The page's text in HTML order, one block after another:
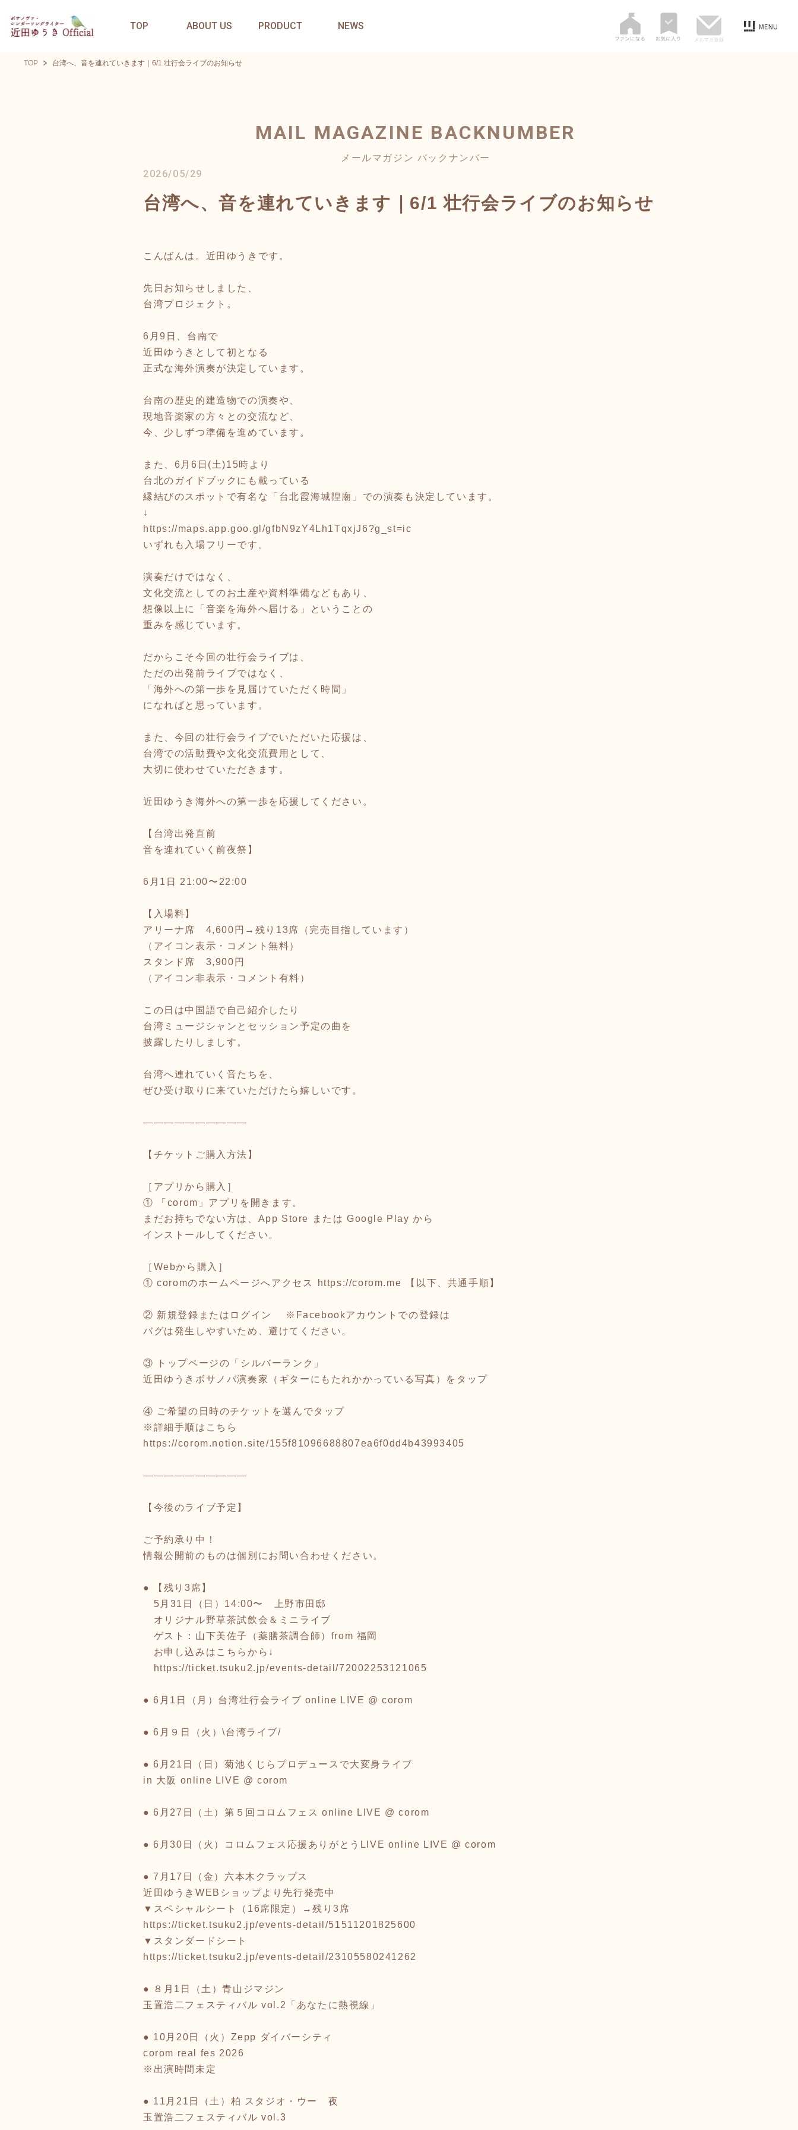
TOP ABOUT US PRODUCT NEWS
TOP 台湾へ、音を連れていきます｜6/1 壮行会ライブのお知らせ
MAIL MAGAZINE BACKNUMBER
メールマガジン バックナンバー
2026/05/29
台湾へ、音を連れていきます｜6/1 壮行会ライブのお知らせ
こんばんは。近田ゆうきです。
先日お知らせしました、
台湾プロジェクト。
6月9日、台南で
近田ゆうきとして初となる
正式な海外演奏が決定しています。
台南の歴史的建造物での演奏や、
現地音楽家の方々との交流など、
今、少しずつ準備を進めています。
また、6月6日(土)15時より
台北のガイドブックにも載っている
縁結びのスポットで有名な「台北霞海城隍廟」での演奏も決定しています。
↓
https://maps.app.goo.gl/gfbN9zY4Lh1TqxjJ6?g_st=ic
いずれも入場フリーです。
演奏だけではなく、
文化交流としてのお土産や資料準備などもあり、
想像以上に「音楽を海外へ届ける」ということの
重みを感じています。
だからこそ今回の壮行会ライブは、
ただの出発前ライブではなく、
「海外への第一歩を見届けていただく時間」
になればと思っています。
また、今回の壮行会ライブでいただいた応援は、
台湾での活動費や文化交流費用として、
大切に使わせていただきます。
近田ゆうき海外への第一歩を応援してください。
【台湾出発直前
音を連れていく前夜祭】
6月1日 21:00〜22:00
【入場料】
アリーナ席 4,600円→残り13席（完売目指しています）
（アイコン表示・コメント無料）
スタンド席 3,900円
（アイコン非表示・コメント有料）
この日は中国語で自己紹介したり
台湾ミュージシャンとセッション予定の曲を
披露したりしましす。
台湾へ連れていく音たちを、
ぜひ受け取りに来ていただけたら嬉しいです。
――――――――――
【チケットご購入方法】
［アプリから購入］
① 「corom」アプリを開きます。
まだお持ちでない方は、App Store または Google Play から
インストールしてください。
［Webから購入］
① coromのホームページへアクセス ⁦
https://corom.me ⁩ 【以下、共通手順】
② 新規登録またはログイン ※Facebookアカウントでの登録は
バグは発生しやすいため、避けてください。
③ トップページの「シルバーランク」
近田ゆうきボサノバ演奏家（ギターにもたれかかっている写真）をタップ
④ ご希望の日時のチケットを選んでタップ
※詳細手順はこちら
https://corom.notion.site/155f81096688807ea6f0dd4b43993405
――――――――――
【今後のライブ予定】
ご予約承り中！
情報公開前のものは個別にお問い合わせください。
● 【残り3席】
5月31日（日）14:00〜 上野市田邸
オリジナル野草茶試飲会＆ミニライブ
ゲスト：山下美佐子（薬膳茶調合師）from 福岡
お申し込みはこちらから↓
https://ticket.tsuku2.jp/events-detail/72002253121065
● 6月1日（月）台湾壮行会ライブ online LIVE @ corom
● 6月９日（火）\台湾ライブ/
● 6月21日（日）菊池くじらプロデュースで大変身ライブ
in 大阪 online LIVE @ corom
● 6月27日（土）第５回コロムフェス online LIVE @ corom
● 6月30日（火）コロムフェス応援ありがとうLIVE online LIVE @ corom
● 7月17日（金）六本木クラップス
近田ゆうきWEBショップより先行発売中
▼スペシャルシート（16席限定）→残り3席
https://ticket.tsuku2.jp/events-detail/51511201825600
▼スタンダードシート
https://ticket.tsuku2.jp/events-detail/23105580241262
● ８月1日（土）青山ジマジン
玉置浩二フェスティバル vol.2「あなたに熱視線」
● 10月20日（火）Zepp ダイバーシティ
corom real fes 2026
※出演時間未定
● 11月21日（土）柏 スタジオ・ウー 夜
玉置浩二フェスティバル vol.3